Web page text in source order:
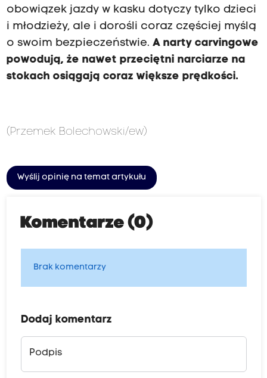
obowiązek jazdy w kasku dotyczy tylko dzieci
i młodzieży, ale i dorośli coraz częściej myślą
o swoim bezpieczeństwie. A narty carvingowe
powodują, że nawet przeciętni narciarze na
stokach osiągają coraz większe prędkości.
(Przemek Bolechowski/ew)
Wyślij opinię na temat artykułu
Komentarze (0)
Brak komentarzy
Dodaj komentarz
Podpis